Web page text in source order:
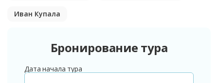
Иван Купала
Бронирование тура
Дата начала тура